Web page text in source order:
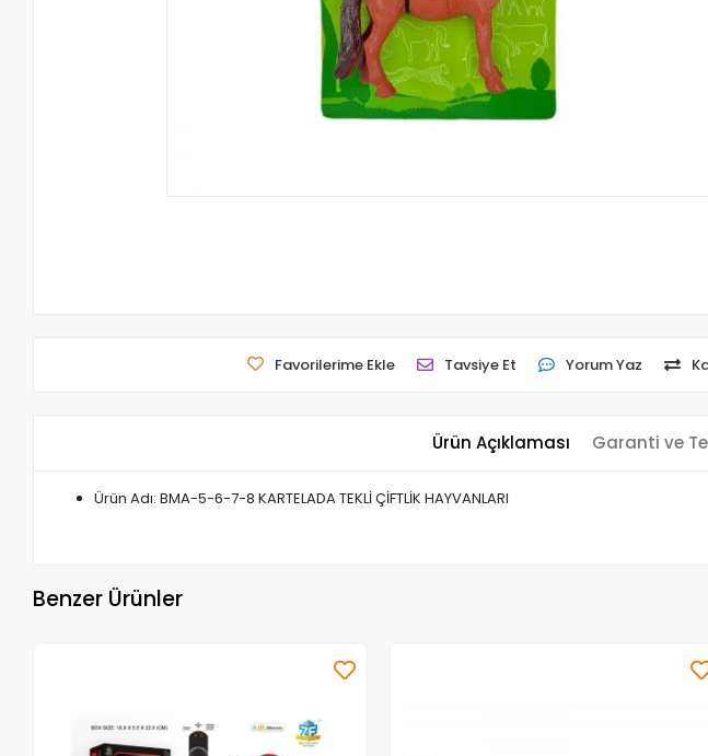
Favorilerime Ekle Tavsiye Et Yorum Yaz
Ürün Açıklaması Garanti ve
Ürün Adı: BMA-5-6-7-8 KARTELADA TEKLİ ÇİFTLİK HAYVANLARI
Benzer Ürünler